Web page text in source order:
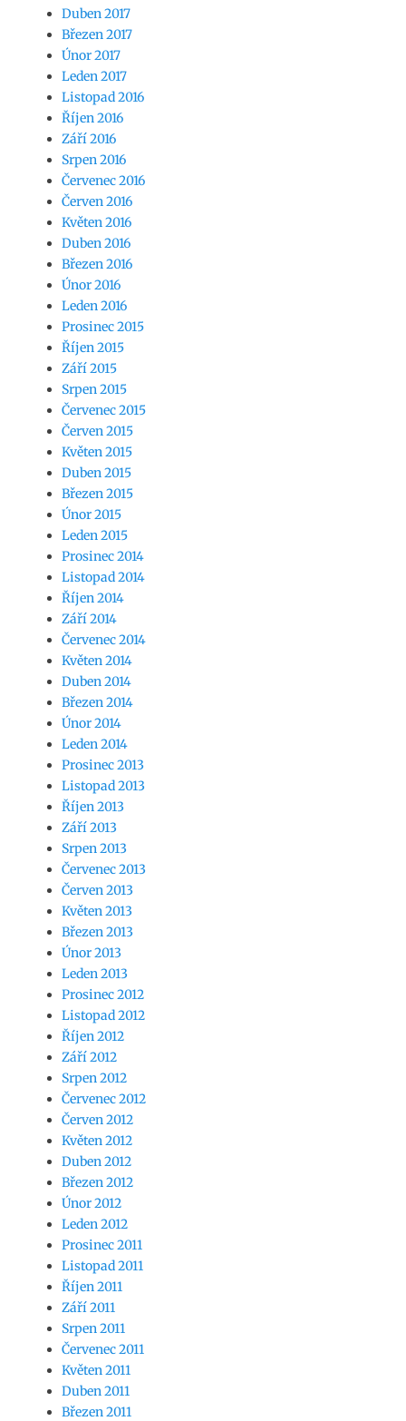
Duben 2017
Březen 2017
Únor 2017
Leden 2017
Listopad 2016
Říjen 2016
Září 2016
Srpen 2016
Červenec 2016
Červen 2016
Květen 2016
Duben 2016
Březen 2016
Únor 2016
Leden 2016
Prosinec 2015
Říjen 2015
Září 2015
Srpen 2015
Červenec 2015
Červen 2015
Květen 2015
Duben 2015
Březen 2015
Únor 2015
Leden 2015
Prosinec 2014
Listopad 2014
Říjen 2014
Září 2014
Červenec 2014
Květen 2014
Duben 2014
Březen 2014
Únor 2014
Leden 2014
Prosinec 2013
Listopad 2013
Říjen 2013
Září 2013
Srpen 2013
Červenec 2013
Červen 2013
Květen 2013
Březen 2013
Únor 2013
Leden 2013
Prosinec 2012
Listopad 2012
Říjen 2012
Září 2012
Srpen 2012
Červenec 2012
Červen 2012
Květen 2012
Duben 2012
Březen 2012
Únor 2012
Leden 2012
Prosinec 2011
Listopad 2011
Říjen 2011
Září 2011
Srpen 2011
Červenec 2011
Květen 2011
Duben 2011
Březen 2011